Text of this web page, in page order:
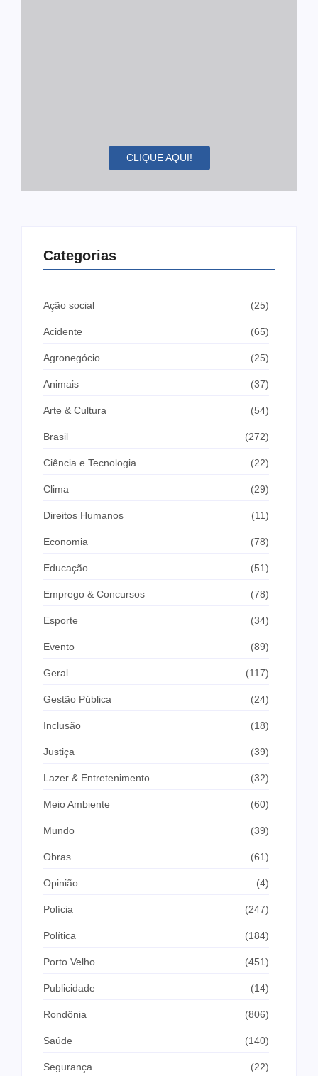
CLIQUE AQUI!
Categorias
Ação social (25)
Acidente (65)
Agronegócio (25)
Animais (37)
Arte & Cultura (54)
Brasil (272)
Ciência e Tecnologia (22)
Clima (29)
Direitos Humanos (11)
Economia (78)
Educação (51)
Emprego & Concursos (78)
Esporte (34)
Evento (89)
Geral (117)
Gestão Pública (24)
Inclusão (18)
Justiça (39)
Lazer & Entretenimento (32)
Meio Ambiente (60)
Mundo (39)
Obras (61)
Opinião (4)
Polícia (247)
Política (184)
Porto Velho (451)
Publicidade (14)
Rondônia (806)
Saúde (140)
Segurança (22)